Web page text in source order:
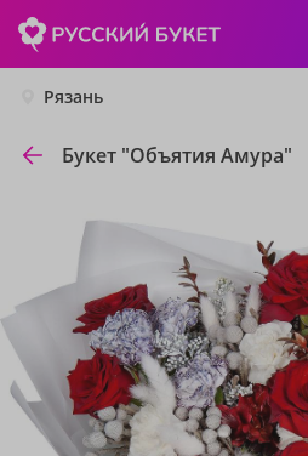
Рязань
Букет "Объятия Амура"